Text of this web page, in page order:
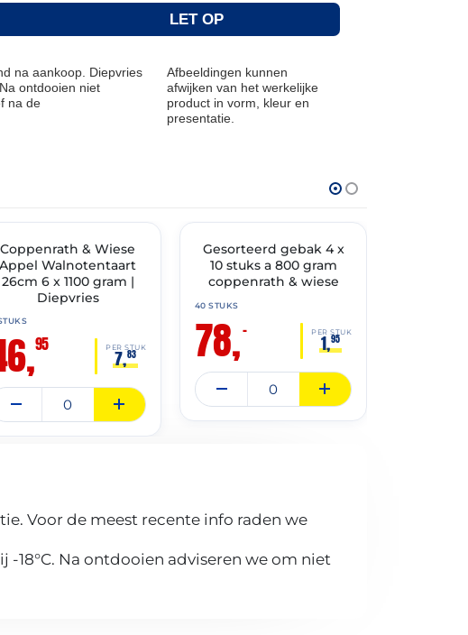
LET OP
na aankoop. Diepvries
ontdooien niet
na de
Afbeeldingen kunnen
afwijken van het werkelijke
product in vorm, kleur en
presentatie.
✓ VAST ASSORTIMENT
Coppenrath & Wiese
Appel Walnotentaart
26cm 6 x 1100 gram |
Diepvries
95 PER STUK
7,83
✓ VAST ASSORTIMENT
Gesorteerd gebak 4 x
10 stuks a 800 gram
coppenrath & wiese
40 STUKS
78,– PER STUK
1,95
Voor de meest recente info raden we
Na ontdooien adviseren we om niet